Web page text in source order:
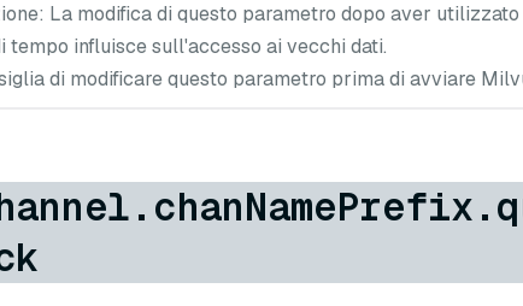
La modifica di questo parametro dopo aver utilizzato
tempo influisce sull'accesso ai vecchi dati.
di modificare questo parametro prima di avviare